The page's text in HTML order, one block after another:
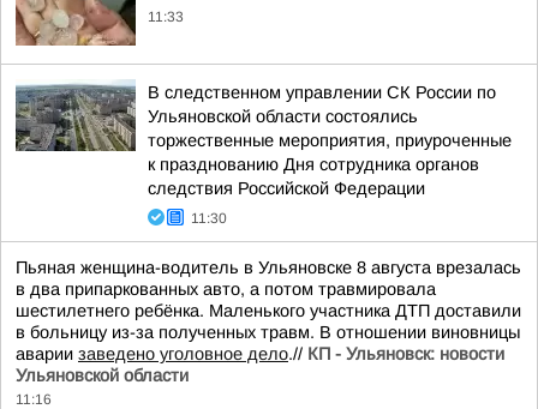
11:33
В следственном управлении СК России по
Ульяновской области состоялись
торжественные мероприятия, приуроченные
к празднованию Дня сотрудника органов
следствия Российской Федерации
11:30
Пьяная женщина-водитель в Ульяновске 8 августа врезалась
в два припаркованных авто, а потом травмировала
шестилетнего ребёнка. Маленького участника ДТП доставили
в больницу из-за полученных травм. В отношении виновницы
аварии заведено уголовное дело.// КП - Ульяновск: новости
Ульяновской области
11:16